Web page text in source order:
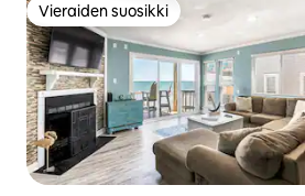
Vieraiden suosikki
Vieraiden suosikki